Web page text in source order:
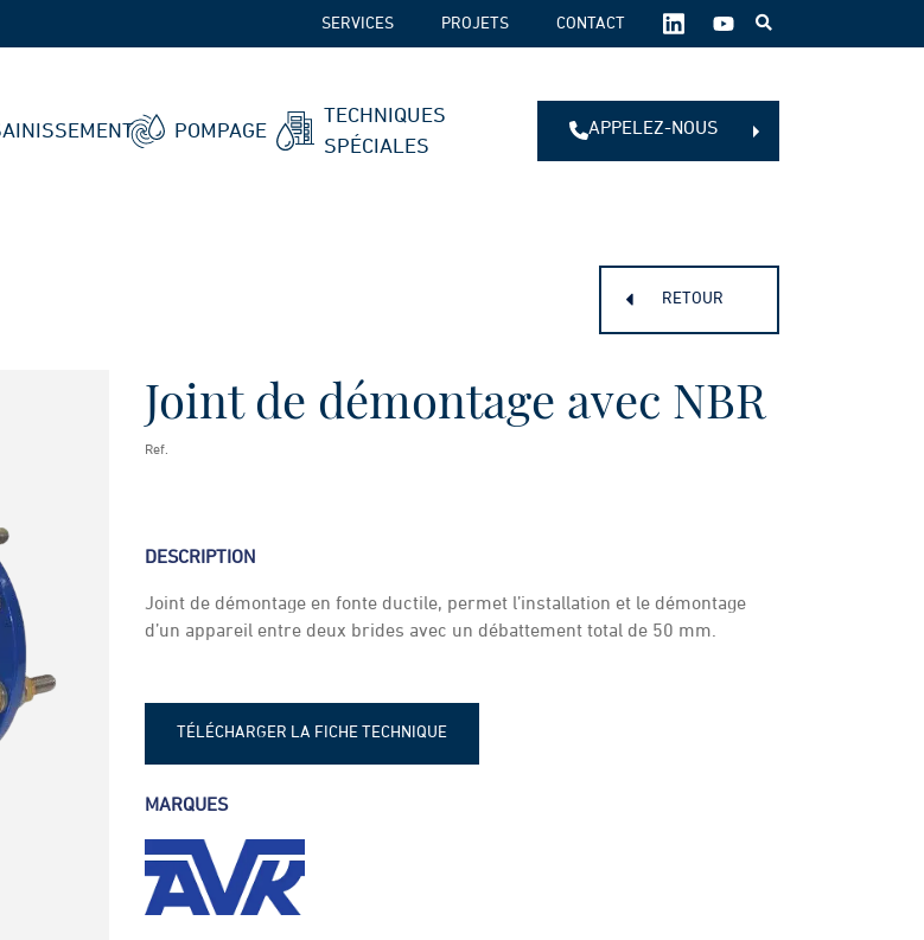
POMPAGE
TECHNIQUES
SPÉCIALES
SERVICES PROJETS CONTACT
SUIVEZ-
NOUS
APPELEZ-NOUS
RETOUR
Joint de démontage avec NBR
Ref.
DESCRIPTION
Joint de démontage en fonte ductile, permet l’installation et le démontage
d’un appareil entre deux brides avec un débattement total de 50 mm.
TÉLÉCHARGER LA FICHE TECHNIQUE
MARQUES